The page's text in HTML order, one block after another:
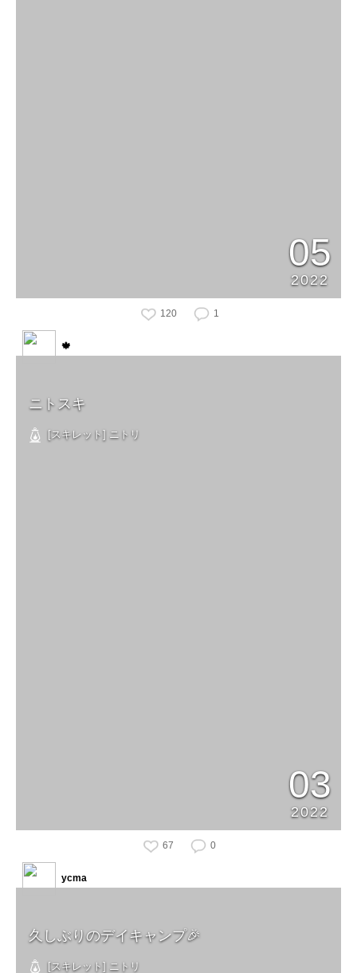
05
2022
120 1
ニトスキ
[スキレット] ニトリ
03
2022
🍁
67 0
久しぶりのデイキャンプ🎉
[スキレット] ニトリ
ycma